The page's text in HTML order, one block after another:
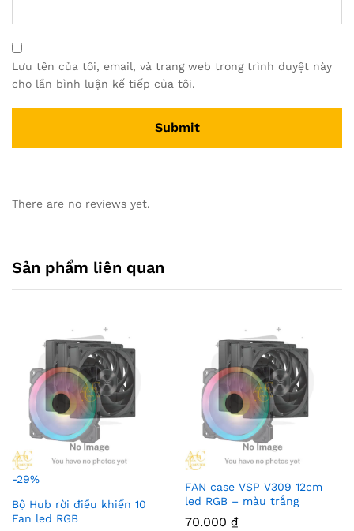
Lưu tên của tôi, email, và trang web trong trình duyệt này
cho lần bình luận kế tiếp của tôi.
There are no reviews yet.
Sản phẩm liên quan
-29%
Bộ Hub rời điều khiển 10
Fan led RGB
FAN case VSP V309 12cm
led RGB – màu trắng
70.000 ₫